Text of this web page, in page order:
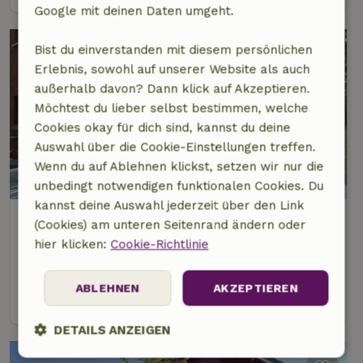
Naturhäuschen in Biron - Erezée
4 km Abstand vom Zentrum von Hotton
8,4/10
Ansehen
Google mit deinen Daten umgeht.
Bist du einverstanden mit diesem persönlichen
Erlebnis, sowohl auf unserer Website als auch
außerhalb davon? Dann klick auf Akzeptieren.
Möchtest du lieber selbst bestimmen, welche
Cookies okay für dich sind, kannst du deine
Auswahl über die Cookie-Einstellungen treffen.
Wenn du auf Ablehnen klickst, setzen wir nur die
unbedingt notwendigen funktionalen Cookies. Du
kannst deine Auswahl jederzeit über den Link
(Cookies) am unteren Seitenrand ändern oder
hier klicken: Cookie-Richtlinie
AKZEPTIEREN
ABLEHNEN
DETAILS ANZEIGEN